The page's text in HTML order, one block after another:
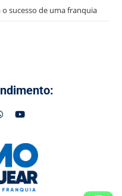
sucesso de uma franquia